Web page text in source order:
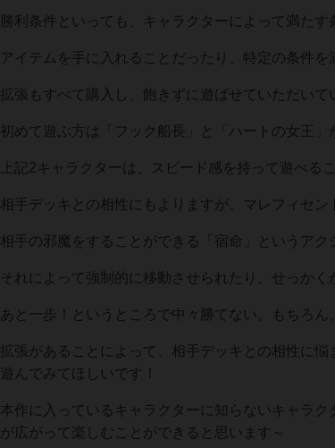
勝利条件といっても、キャラクターによって満た
アイテムを手に入れることだったり、特定の条件
拡張もすべて購入し、飽きずに遊ばせていただいて
初めて遊ぶ方は「フック船長」と「ハートの女王」
上記2キャラクターは、スピード感を持って遊べる
相手デッキとの相性にもよりますが、マレフィセン
相手の邪魔をすることができる「宿命」というアク
それによって強制的に移動させられたり、せっか
あと一歩！というところで中々勝てない。もちろ
拡張があることによって、相手デッキとの相性に
遊んでみてほしいです！
本作に入っているキャラクターに知らないキャラ
が広がって楽しむことができると思います～